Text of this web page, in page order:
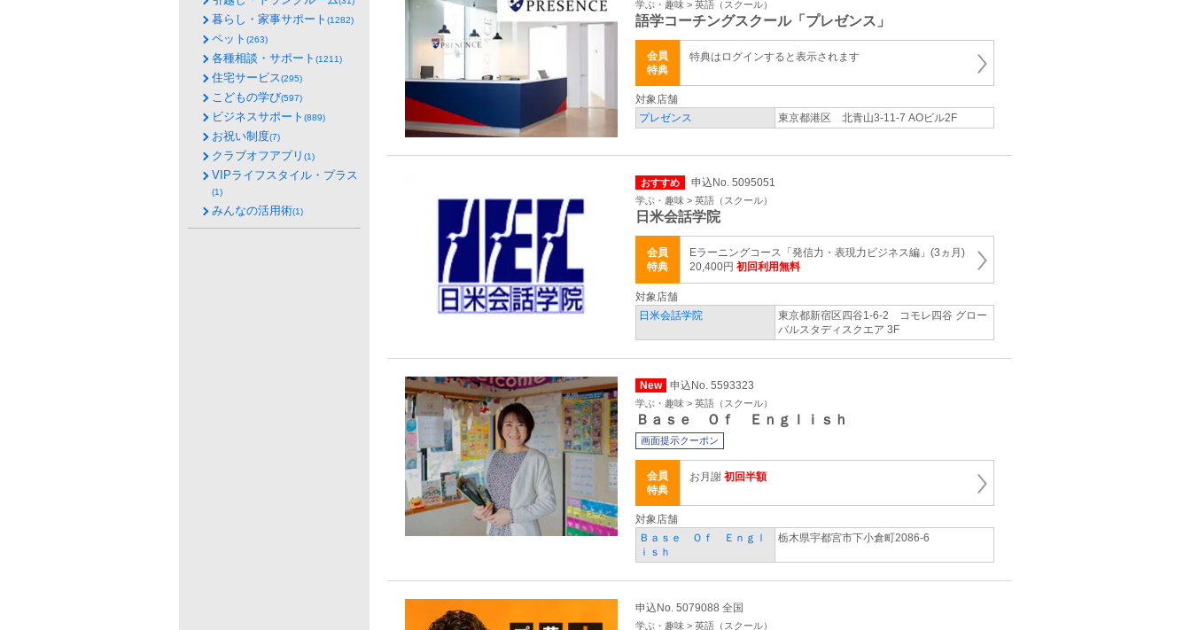
学ぶ・趣味 > 英語（スクール）
語学コーチングスクール「プレゼンス」
会員
特典
特典はログインすると表示されます
対象店舗
プレゼンス
東京都港区 北青山3-11-7 AOビル2F
おすすめ 申込No. 5095051
学ぶ・趣味 > 英語（スクール）
日米会話学院
会員
特典
Eラーニングコース「発信力・表現力ビジネス編」(3ヵ月)
20,400円 初回利用無料
対象店舗
日米会話学院
東京都新宿区四谷1-6-2 コモレ四谷 グロー
バルスタディスクエア 3F
New 申込No. 5593323
学ぶ・趣味 > 英語（スクール）
Ｂａｓｅ Ｏｆ Ｅｎｇｌｉｓｈ
画面提示クーポン
会員
特典
お月謝 初回半額
対象店舗
Ｂａｓｅ Ｏｆ Ｅｎｇｌ
ｉｓｈ
栃木県宇都宮市下小倉町2086-6
申込No. 5079088 全国
学ぶ・趣味 > 英語（スクール）
暮らし・家事サポート (1282)
ペット (263)
各種相談・サポート (1211)
住宅サービス(295)
こどもの学び(597)
ビジネスサポート (889)
お祝い制度(7)
クラブオフアプリ (1)
VIPライフスタイル・プラス
(1)
みんなの活用術(1)